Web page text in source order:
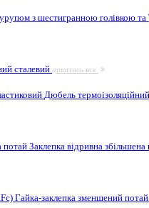
з шестигранною голівкою та
сталевий дивитись все
Дюбель
потайЗаклепка відривна збільшена
Гайка-заклепка зменшений